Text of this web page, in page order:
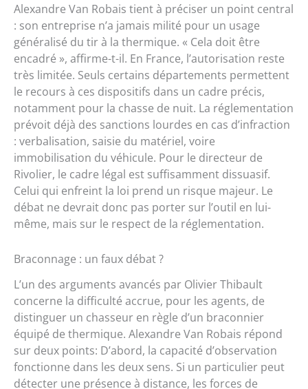
Alexandre Van Robais tient à préciser un point central
: son entreprise n’a jamais milité pour un usage
généralisé du tir à la thermique. « Cela doit être
encadré », affirme-t-il. En France, l’autorisation reste
très limitée. Seuls certains départements permettent
le recours à ces dispositifs dans un cadre précis,
notamment pour la chasse de nuit. La réglementation
prévoit déjà des sanctions lourdes en cas d’infraction
: verbalisation, saisie du matériel, voire
immobilisation du véhicule. Pour le directeur de
Rivolier, le cadre légal est suffisamment dissuasif.
Celui qui enfreint la loi prend un risque majeur. Le
débat ne devrait donc pas porter sur l’outil en lui-
même, mais sur le respect de la réglementation.
Braconnage : un faux débat ?
L’un des arguments avancés par Olivier Thibault
concerne la difficulté accrue, pour les agents, de
distinguer un chasseur en règle d’un braconnier
équipé de thermique. Alexandre Van Robais répond
sur deux points: D’abord, la capacité d’observation
fonctionne dans les deux sens. Si un particulier peut
détecter une présence à distance, les forces de